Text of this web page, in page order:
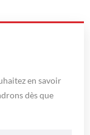
en savoir
dès que